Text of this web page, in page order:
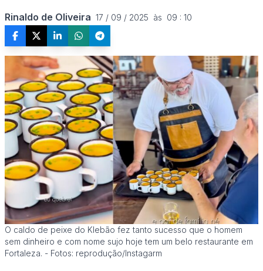
Rinaldo de Oliveira 17 / 09 / 2025  às  09 : 10
O caldo de peixe do Klebão fez tanto sucesso que o homem
sem dinheiro e com nome sujo hoje tem um belo restaurante em
Fortaleza. - Fotos: reprodução/Instagarm